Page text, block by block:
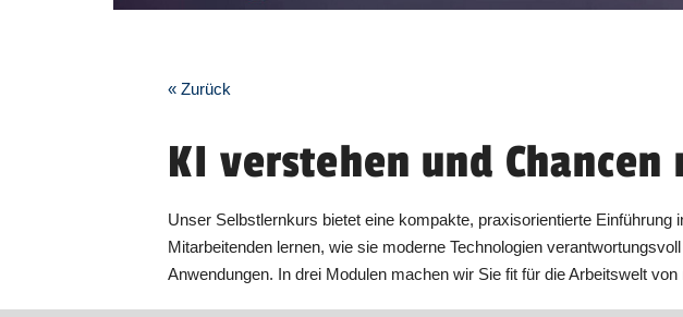
« Zurück
KI verstehen und Chancen
Unser Selbstlernkurs bietet eine kompakte, praxisorientierte
Mitarbeitenden lernen, wie sie moderne Technologien
Anwendungen. In drei Modulen machen wir Sie fit für die Arbeitswelt von